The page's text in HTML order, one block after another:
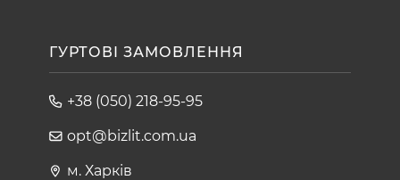
ГУРТОВІ ЗАМОВЛЕННЯ
+38 (050) 218-95-95
opt@bizlit.com.ua
м. Харків